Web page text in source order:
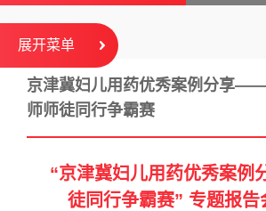
展开菜单
京津冀妇儿用药优秀案例分享
师师徒同行争霸赛
“京津冀妇儿用药优秀案例
徒同行争霸赛” 专题报告